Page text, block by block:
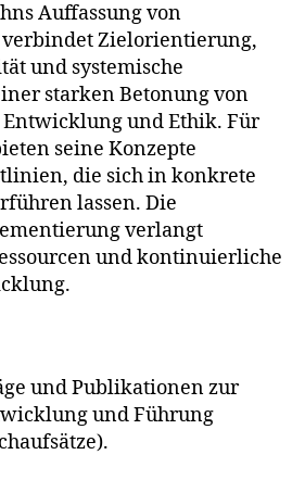
Auffassung von
Zielorientierung,
und systemische
starken Betonung von
und Ethik. Für
seine Konzepte
die sich in konkrete
lassen. Die
verlangt
und kontinuierliche
und Publikationen zur
und Führung